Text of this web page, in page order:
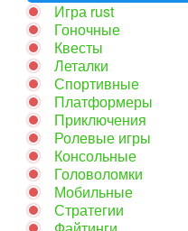
Игра rust
Гоночные
Квесты
Леталки
Спортивные
Платформеры
Приключения
Ролевые игры
Консольные
Головоломки
Мобильные
Стратегии